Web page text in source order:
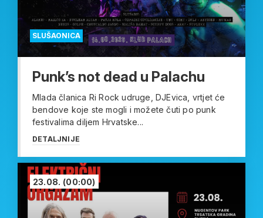
SLUŠAONICA
Punk’s not dead u Palachu
Mlada članica Ri Rock udruge, DJEvica, vrtjet će
bendove koje ste mogli i možete čuti po punk
festivalima diljem Hrvatske...
DETALJNIJE
23.08. (00:00)